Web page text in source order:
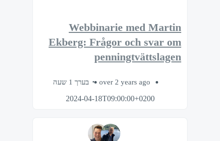
Webbinarie med Martin
Ekberg: Frågor och svar om
penningtvättslagen
over 2 years ago
בערך 1 שעה
2024-04-18T09:00:00+0200